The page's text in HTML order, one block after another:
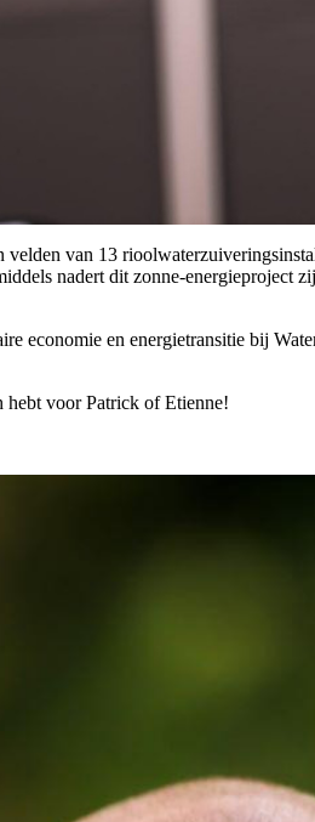
van 13
nadert dit zonne-
economie en energietransitie bij
hebt voor Patrick of Etienne!